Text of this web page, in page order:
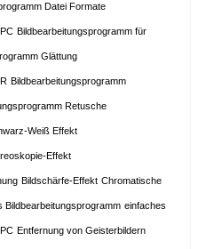
Datei Formate
Bildbearbeitungsprogramm für
Glättung
Bildbearbeitungsprogramm
Retusche
Weiß Effekt
Effekt
Bildschärfe-Effekt Chromatische
Bildbearbeitungsprogramm einfaches
Entfernung von Geisterbildern